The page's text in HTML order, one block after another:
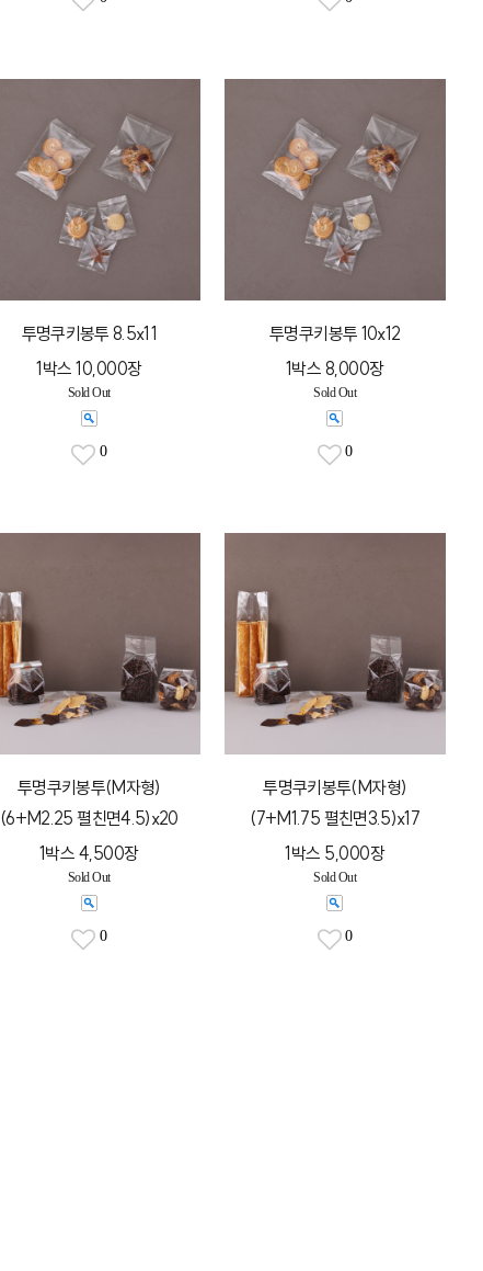
투명쿠키봉투 8.5x11
1박스 10,000장
Sold Out
0
투명쿠키봉투 10x12
1박스 8,000장
Sold Out
0
투명쿠키봉투(M자형)
(6+M2.25 펼친면4.5)x20
1박스 4,500장
Sold Out
0
투명쿠키봉투(M자형)
(7+M1.75 펼친면3.5)x17
1박스 5,000장
Sold Out
0